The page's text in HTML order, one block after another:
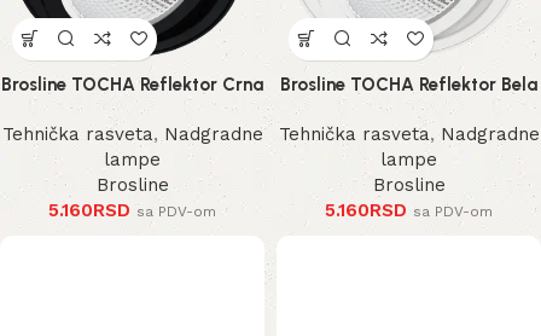
Brosline TOCHA Reflektor Crna
Tehnička rasveta, Nadgradne
lampe
Brosline
5.160RSD sa PDV-om
Brosline TOCHA Reflektor Bela
Tehnička rasveta, Nadgradne
lampe
Brosline
5.160RSD sa PDV-om